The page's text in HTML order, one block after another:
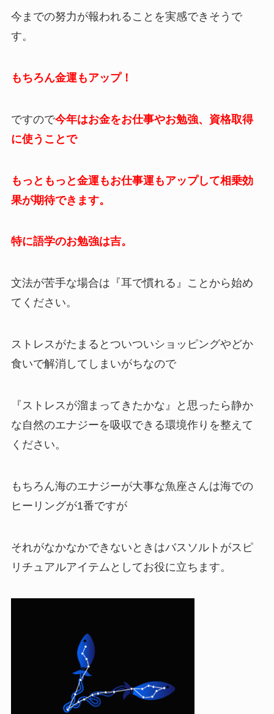
今までの努力が報われることを実感できそうで
す。
もちろん金運もアップ！
ですので今年はお金をお仕事やお勉強、資格取得
に使うことで
もっともっと金運もお仕事運もアップして相乗効
果が期待できます。
特に語学のお勉強は吉。
文法が苦手な場合は『耳で慣れる』ことから始め
てください。
ストレスがたまるとついついショッピングやどか
食いで解消してしまいがちなので
『ストレスが溜まってきたかな』と思ったら静か
な自然のエナジーを吸収できる環境作りを整えて
ください。
もちろん海のエナジーが大事な魚座さんは海での
ヒーリングが1番ですが
それがなかなかできないときはバスソルトがスピ
リチュアルアイテムとしてお役に立ちます。